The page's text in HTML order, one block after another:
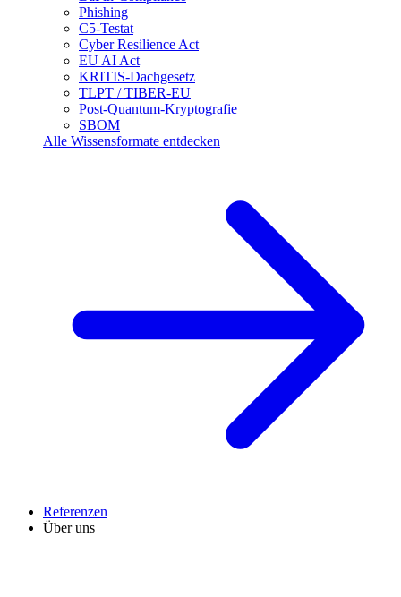
Phishing
C5-Testat
Cyber Resilience Act
EU AI Act
KRITIS-Dachgesetz
TLPT / TIBER-EU
Post-Quantum-Kryptografie
SBOM
Alle Wissensformate entdecken
Referenzen
Über uns